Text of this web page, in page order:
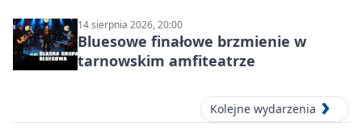
14 sierpnia 2026, 20:00
Bluesowe finałowe brzmienie w
tarnowskim amfiteatrze
Kolejne wydarzenia